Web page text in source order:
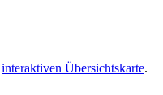
interaktiven Übersichtskarte.